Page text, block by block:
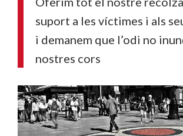
suport a les víctimes i als
i demanem que l’odi no
nostres cors